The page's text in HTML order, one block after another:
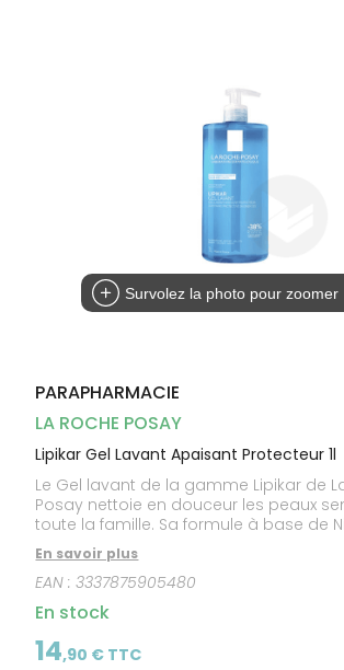
Survolez la photo pour zoomer
PARAPHARMACIE
LA ROCHE POSAY
Lipikar Gel Lavant Apaisant Protecteur 1l
Le Gel lavant de la gamme Lipikar de
Posay nettoie en douceur les peaux
toute la famille. Sa formule à base de
de Beurre de Karité, contribue à la
barrière cutanée et du film
lavante du gel douche apaisant
La Roche-Posay respecte l'équilibre
de la peau. Convient au cuir chevelu
et aux zones intimes. Ne pique pas les
En savoir plus
EAN :3337875905480
En stock
14,90 € TTC